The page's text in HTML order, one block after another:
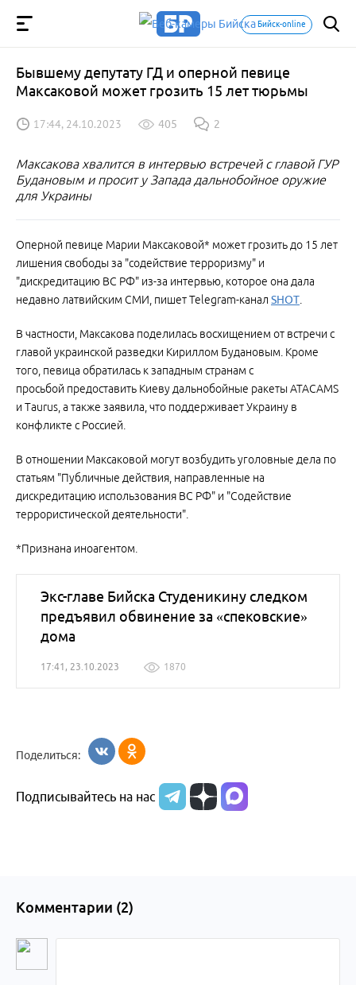
Бийск-online
Бывшему депутату ГД и оперной певице
Максаковой может грозить 15 лет тюрьмы
17:44, 24.10.2023 405 2
Максакова хвалится в интервью встречей с главой ГУР
Будановым и просит у Запада дальнобойное оружие
для Украины
Оперной певице Марии Максаковой* может грозить до 15 лет
лишения свободы за "содействие терроризму" и
"дискредитацию ВС РФ" из-за интервью, которое она дала
недавно латвийским СМИ, пишет Telegram-канал SHOT
В частности, Максакова поделилась восхищением от встречи с
главой украинской разведки Кириллом Будановым. Кроме
того, певица обратилась к западным странам с
просьбой предоставить Киеву дальнобойные ракеты ATACAMS
и Taurus, а также заявила, что поддерживает Украину в
конфликте с Россией.
В отношении Максаковой могут возбудить уголовные дела по
статьям "Публичные действия, направленные на
дискредитацию использования ВС РФ" и "Содействие
террористической деятельности".
*Признана иноагентом.
Экс-главе Бийска Студеникину следком
предъявил обвинение за «спековские»
дома
17:41, 23.10.2023 1870
Поделиться:
Подписывайтесь на нас
Комментарии (2)